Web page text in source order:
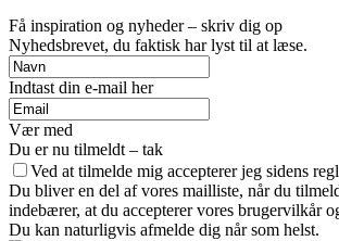
Få inspiration og nyheder – skriv dig op
Nyhedsbrevet, du faktisk har lyst til at læse.
Indtast din e-mail her
Vær med
Du er nu tilmeldt – tak
Ved at tilmelde mig accepterer jeg sidens
Du bliver en del af vores mailliste, når du
indebærer, at du accepterer vores brugervilkår
Du kan naturligvis afmelde dig når som helst.